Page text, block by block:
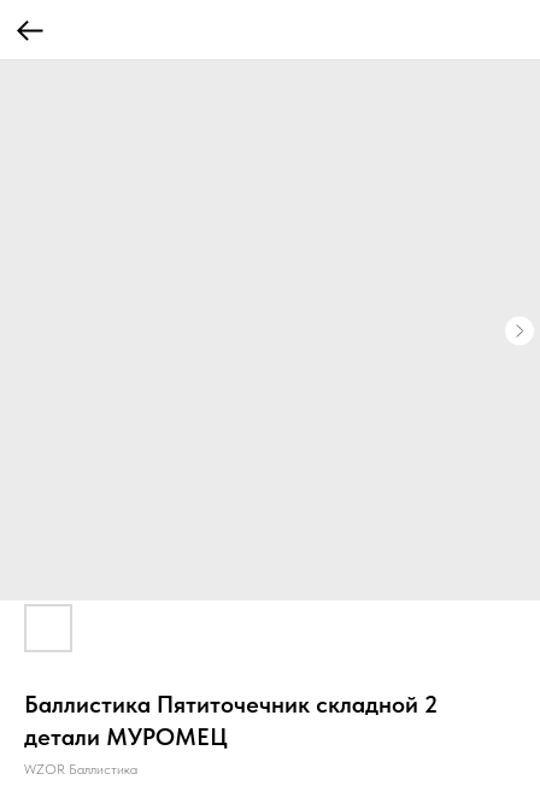
Баллистика Пятиточечник складной 2
детали МУРОМЕЦ
WZOR Баллистика